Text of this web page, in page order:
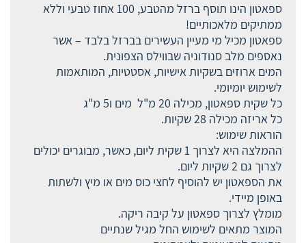
ספאטון הינו תוסף ברזל מהטבע, 100 אחוז טבעי וללא
ממתיקים מלאכותיים!
ספאטון מכיל מי מעיין העשירים בברזל בלבד – אשר
נאספים מלב סנודוניה שבווילס הצפונית.
המים ארוזים בשקיות אישיות, אסטטיות, המותאמות
לשימוש יומיומי.
כל שקית ספאטון, מכילה 20 מ"ל מים ו5 מ"ג
כל אריזה מכילה 28 שקיות.
הוראות שימוש:
ההמלצה היא לצרוך 1 שקית ליום, כאשר, מבוגרים יכולים
לצרוך גם 2 שקיות ליום.
את הספאטון יש להוסיף לחצי כוס מים או מיץ ולשתות
באופן מיידי.
מומלץ לצרוך ספאטון על קיבה ריקה.
המוצר מתאים לשימוש החל מגיל שנתיים